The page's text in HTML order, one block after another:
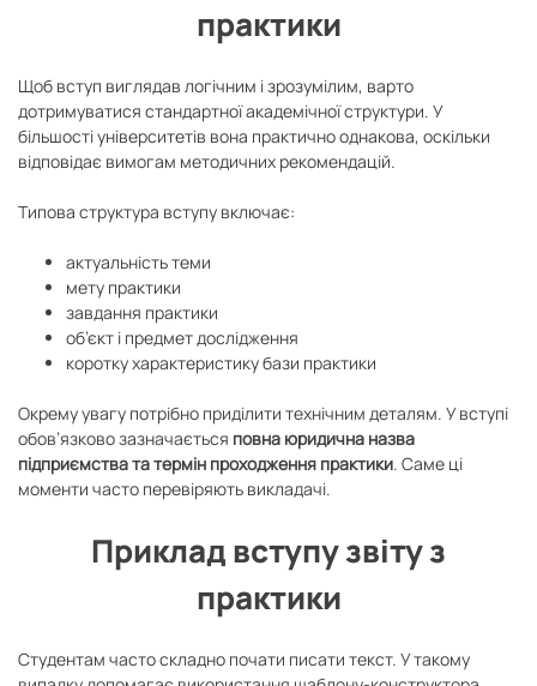
практики
Щоб вступ виглядав логічним і зрозумілим, варто
дотримуватися стандартної академічної структури. У
більшості університетів вона практично однакова, оскільки
відповідає вимогам методичних рекомендацій.
Типова структура вступу включає:
актуальність теми
мету практики
завдання практики
об’єкт і предмет дослідження
коротку характеристику бази практики
Окрему увагу потрібно приділити технічним деталям. У вступі
обов’язково зазначається повна юридична назва
підприємства та термін проходження практики. Саме ці
моменти часто перевіряють викладачі.
Приклад вступу звіту з
практики
Студентам часто складно почати писати текст. У такому